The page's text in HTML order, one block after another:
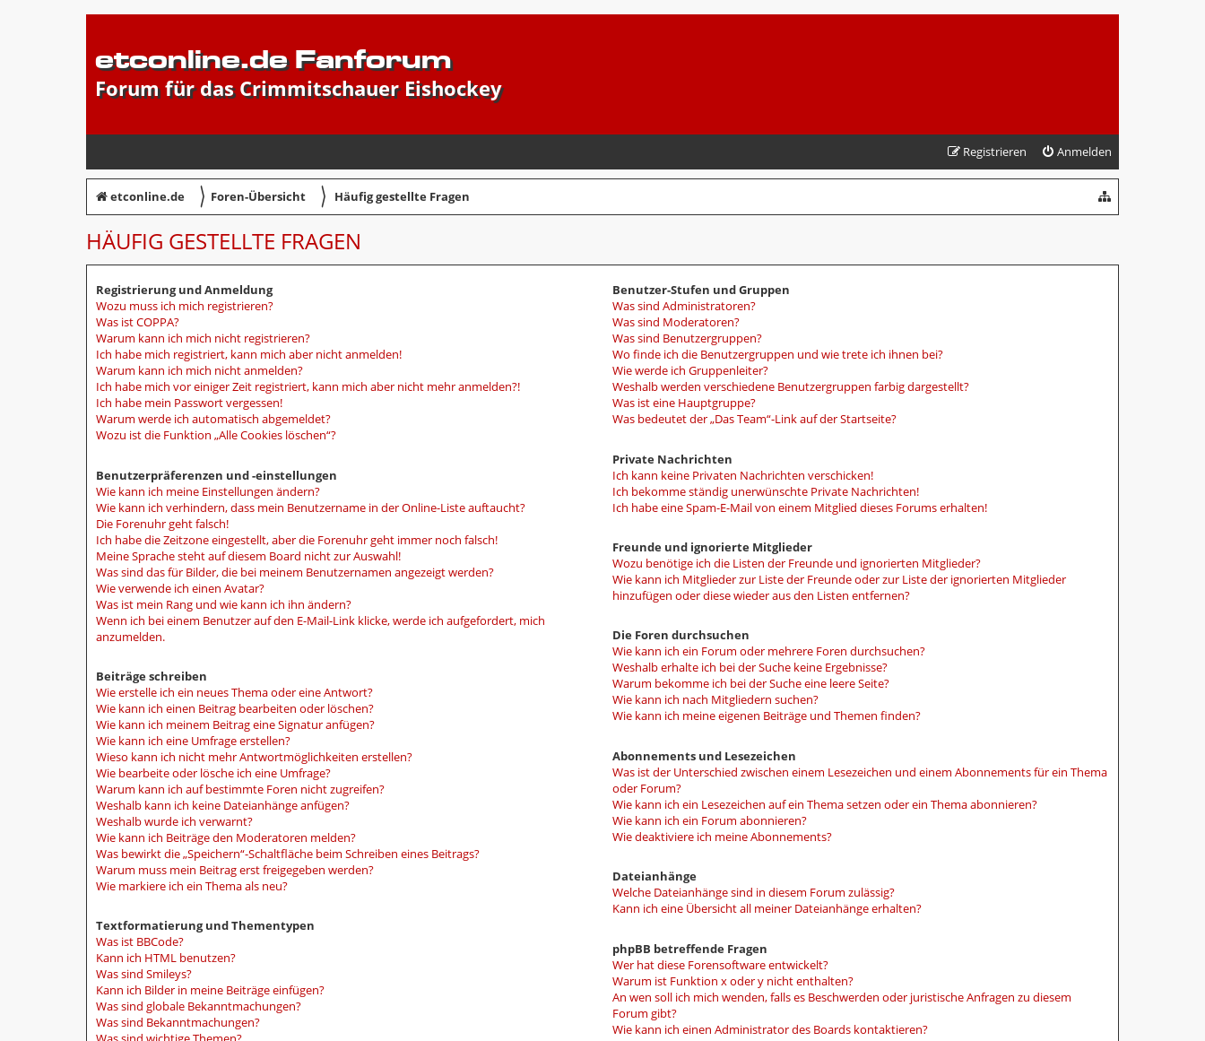
etconline.de Fanforum
Forum für das Crimmitschauer Eishockey
Anmelden
Registrieren
etconline.de 〉 Foren-Übersicht 〉 Häufig gestellte Fragen
HÄUFIG GESTELLTE FRAGEN
Registrierung und Anmeldung
Wozu muss ich mich registrieren?
Was ist COPPA?
Warum kann ich mich nicht registrieren?
Ich habe mich registriert, kann mich aber nicht anmelden!
Warum kann ich mich nicht anmelden?
Ich habe mich vor einiger Zeit registriert, kann mich aber nicht mehr anmelden?!
Ich habe mein Passwort vergessen!
Warum werde ich automatisch abgemeldet?
Wozu ist die Funktion „Alle Cookies löschen“?
Benutzerpräferenzen und -einstellungen
Wie kann ich meine Einstellungen ändern?
Wie kann ich verhindern, dass mein Benutzername in der Online-Liste auftaucht?
Die Forenuhr geht falsch!
Ich habe die Zeitzone eingestellt, aber die Forenuhr geht immer noch falsch!
Meine Sprache steht auf diesem Board nicht zur Auswahl!
Was sind das für Bilder, die bei meinem Benutzernamen angezeigt werden?
Wie verwende ich einen Avatar?
Was ist mein Rang und wie kann ich ihn ändern?
Wenn ich bei einem Benutzer auf den E-Mail-Link klicke, werde ich aufgefordert, mich
anzumelden.
Beiträge schreiben
Wie erstelle ich ein neues Thema oder eine Antwort?
Wie kann ich einen Beitrag bearbeiten oder löschen?
Wie kann ich meinem Beitrag eine Signatur anfügen?
Wie kann ich eine Umfrage erstellen?
Wieso kann ich nicht mehr Antwortmöglichkeiten erstellen?
Wie bearbeite oder lösche ich eine Umfrage?
Warum kann ich auf bestimmte Foren nicht zugreifen?
Weshalb kann ich keine Dateianhänge anfügen?
Weshalb wurde ich verwarnt?
Wie kann ich Beiträge den Moderatoren melden?
Was bewirkt die „Speichern“-Schaltfläche beim Schreiben eines Beitrags?
Warum muss mein Beitrag erst freigegeben werden?
Wie markiere ich ein Thema als neu?
Textformatierung und Thementypen
Was ist BBCode?
Kann ich HTML benutzen?
Was sind Smileys?
Kann ich Bilder in meine Beiträge einfügen?
Was sind globale Bekanntmachungen?
Was sind Bekanntmachungen?
Benutzer-Stufen und Gruppen
Was sind Administratoren?
Was sind Moderatoren?
Was sind Benutzergruppen?
Wo finde ich die Benutzergruppen und wie trete ich ihnen bei?
Wie werde ich Gruppenleiter?
Weshalb werden verschiedene Benutzergruppen farbig dargestellt?
Was ist eine Hauptgruppe?
Was bedeutet der „Das Team“-Link auf der Startseite?
Private Nachrichten
Ich kann keine Privaten Nachrichten verschicken!
Ich bekomme ständig unerwünschte Private Nachrichten!
Ich habe eine Spam-E-Mail von einem Mitglied dieses Forums erhalten!
Freunde und ignorierte Mitglieder
Wozu benötige ich die Listen der Freunde und ignorierten Mitglieder?
Wie kann ich Mitglieder zur Liste der Freunde oder zur Liste der ignorierten Mitglieder
hinzufügen oder diese wieder aus den Listen entfernen?
Die Foren durchsuchen
Wie kann ich ein Forum oder mehrere Foren durchsuchen?
Weshalb erhalte ich bei der Suche keine Ergebnisse?
Warum bekomme ich bei der Suche eine leere Seite?
Wie kann ich nach Mitgliedern suchen?
Wie kann ich meine eigenen Beiträge und Themen finden?
Abonnements und Lesezeichen
Was ist der Unterschied zwischen einem Lesezeichen und einem Abonnements für ein Thema
oder Forum?
Wie kann ich ein Lesezeichen auf ein Thema setzen oder ein Thema abonnieren?
Wie kann ich ein Forum abonnieren?
Wie deaktiviere ich meine Abonnements?
Dateianhänge
Welche Dateianhänge sind in diesem Forum zulässig?
Kann ich eine Übersicht all meiner Dateianhänge erhalten?
phpBB betreffende Fragen
Wer hat diese Forensoftware entwickelt?
Warum ist Funktion x oder y nicht enthalten?
An wen soll ich mich wenden, falls es Beschwerden oder juristische Anfragen zu diesem
Forum gibt?
Wie kann ich einen Administrator des Boards kontaktieren?